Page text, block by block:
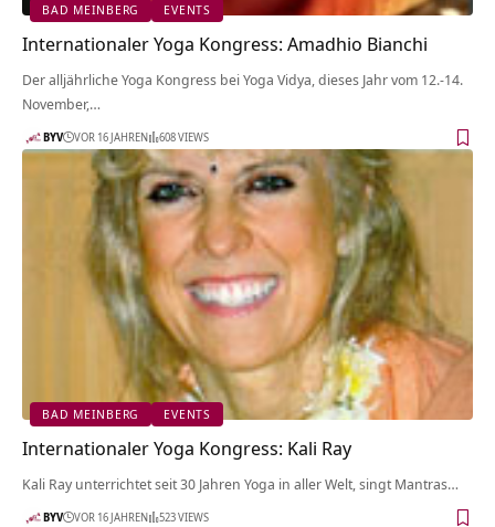
BAD MEINBERG EVENTS
Internationaler Yoga Kongress: Amadhio Bianchi
Der alljährliche Yoga Kongress bei Yoga Vidya, dieses Jahr vom 12.-14.
November,…
BYV VOR 16 JAHREN 608 VIEWS
BAD MEINBERG EVENTS
Internationaler Yoga Kongress: Kali Ray
Kali Ray unterrichtet seit 30 Jahren Yoga in aller Welt, singt Mantras…
BYV VOR 16 JAHREN 523 VIEWS